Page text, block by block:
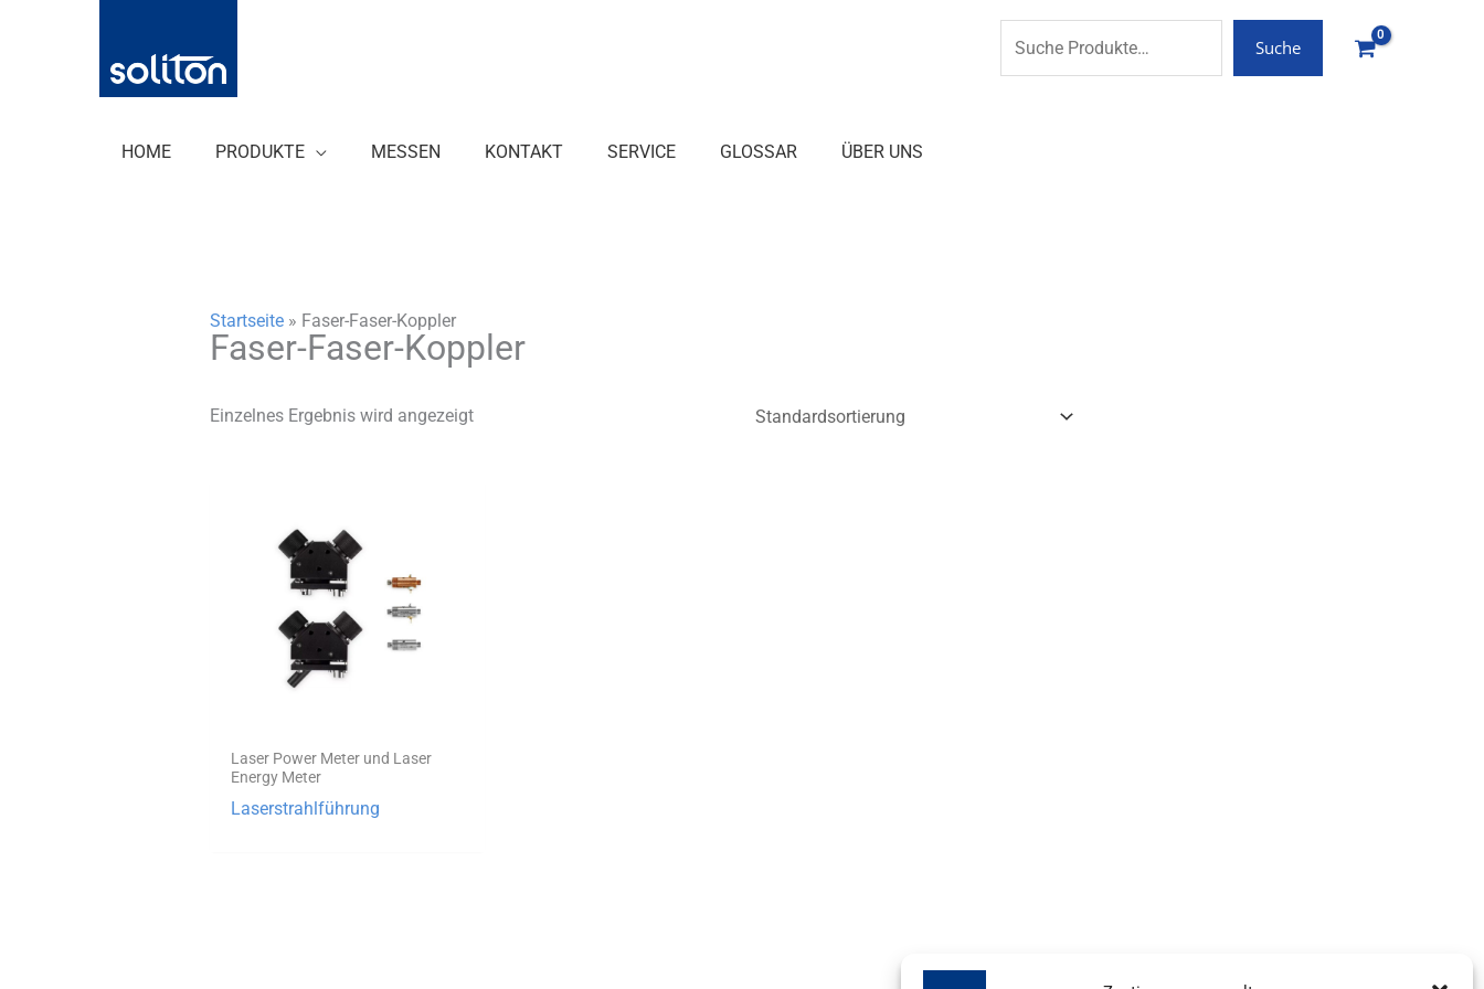
springen
Suche
HOME PRODUKTE MESSEN KONTAKT SERVICE GLOSSAR ÜBER UNS
Startseite » Faser-Faser-Koppler
Faser-Faser-Koppler
Einzelnes Ergebnis wird angezeigt
Laser Power Meter und Laser
Energy Meter
Laserstrahlführung